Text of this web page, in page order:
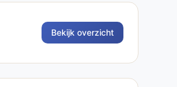
Bekijk overzicht